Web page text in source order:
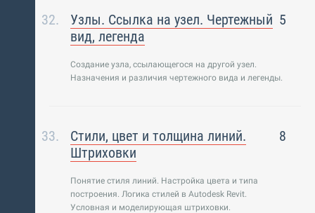
Узлы. Ссылка на узел. Чертежный
вид, легенда
5
Создание узла, ссылающегося на другой узел.
Назначения и различия чертежного вида и легенды.
Стили, цвет и толщина линий.
Штриховки
8
Понятие стиля линий. Настройка цвета и типа
построения. Логика стилей в Autodesk Revit.
Условная и моделирующая штриховки.